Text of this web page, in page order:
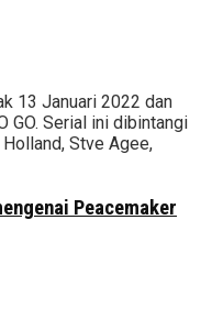
13 Januari 2022 dan
GO. Serial ini dibintangi
Stve Agee,
Peacemaker